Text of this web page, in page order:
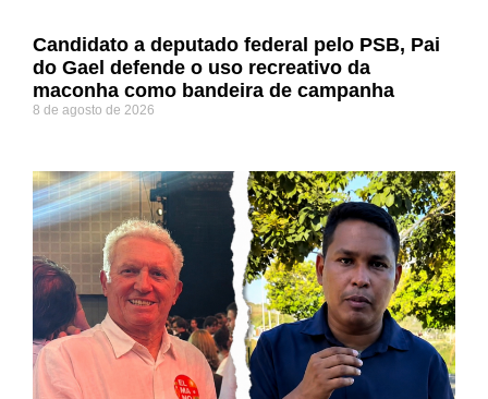
Candidato a deputado federal pelo PSB, Pai
do Gael defende o uso recreativo da
maconha como bandeira de campanha
8 de agosto de 2026